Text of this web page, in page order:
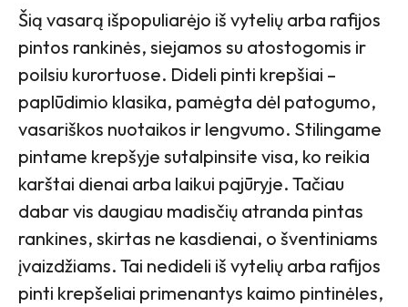
Šią vasarą išpopuliarėjo iš vytelių arba rafijos
pintos rankinės, siejamos su atostogomis ir
poilsiu kurortuose. Dideli pinti krepšiai –
paplūdimio klasika, pamėgta dėl patogumo,
vasariškos nuotaikos ir lengvumo. Stilingame
pintame krepšyje sutalpinsite visa, ko reikia
karštai dienai arba laikui pajūryje. Tačiau
dabar vis daugiau madisčių atranda pintas
rankines, skirtas ne kasdienai, o šventiniams
įvaizdžiams. Tai nedideli iš vytelių arba rafijos
pinti krepšeliai primenantys kaimo pintinėles,